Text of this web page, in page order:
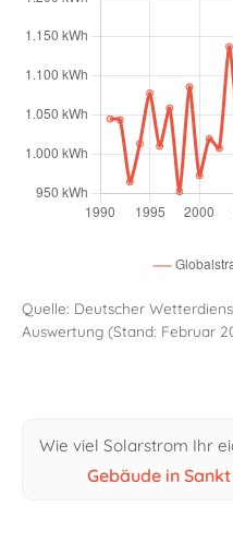
Quelle: Deutscher
Auswertung (Stand: Februar
Wie viel Solarstrom Ihr
Gebäude in